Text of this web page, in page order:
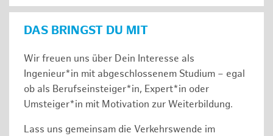
DAS BRINGST DU MIT
Wir freuen uns über Dein Interesse als
Ingenieur*in mit abgeschlossenem Studium – egal
ob als Berufseinsteiger*in, Expert*in oder
Umsteiger*in mit Motivation zur Weiterbildung.
Lass uns gemeinsam die Verkehrswende im